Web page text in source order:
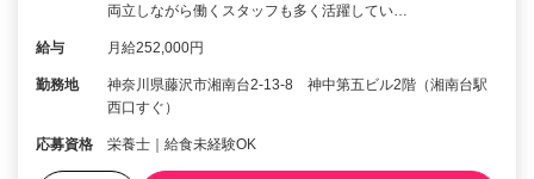
両立しながら働くスタッフも多く活躍してい…
給与 月給252,000円
勤務地
神奈川県藤沢市湘南台2-13-8 神中第五ビル2階（湘南台駅
西口すぐ）
応募資格 栄養士｜給食未経験OK